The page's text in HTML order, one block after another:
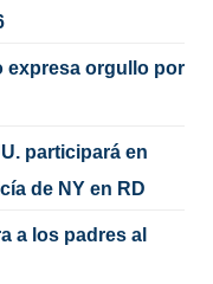
expresa orgullo por
participará en
de NY en RD
a los padres al